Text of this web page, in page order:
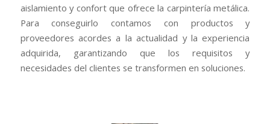
aislamiento y confort que ofrece la carpintería metálica.
Para conseguirlo contamos con productos y
proveedores acordes a la actualidad y la experiencia
adquirida, garantizando que los requisitos y
necesidades del clientes se transformen en soluciones.